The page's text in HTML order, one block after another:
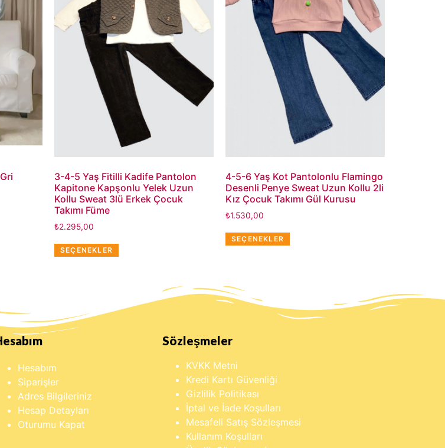
3-4-5 Yaş Fitilli Kadife Pantolon
Kapitone Kapşonlu Yelek Uzun
Kollu Sweat 3lü Erkek Çocuk
Takımı Füme
₺2.295,00
SEÇENEKLER
4-5-6 Yaş Kot Pantolonlu Flamingo
Desenli Penye Sweat Uzun Kollu 2li
Kız Çocuk Takımı Gül Kurusu
₺1.530,00
SEÇENEKLER
Hesabım
Siparişler
Adres Bilgileriniz
Hesap Detayları
Oturumu Kapat
Sözleşmeler
KVKK Metni
Kredi Kartı Güvenliği
Gizlilik Politikası
İptal ve İade Koşulları
Mesafeli Satış Sözleşmesi
Kullanım Koşulları